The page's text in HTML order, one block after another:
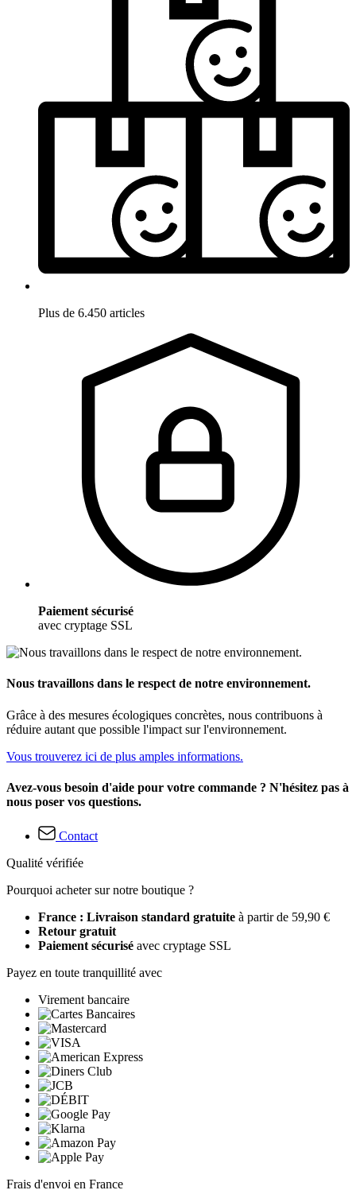
Plus de 6.450 articles
Paiement sécurisé
avec cryptage SSL
Nous travaillons dans le respect de notre environnement.
Grâce à des mesures écologiques concrètes, nous contribuons à
réduire autant que possible l'impact sur l'environnement.
Vous trouverez ici de plus amples informations.
Avez-vous besoin d'aide pour votre commande ? N'hésitez pas à
nous poser vos questions.
Contact
Qualité vérifiée
Pourquoi acheter sur notre boutique ?
France : Livraison standard gratuite à partir de 59,90 €
Retour gratuit
Paiement sécurisé avec cryptage SSL
Payez en toute tranquillité avec
Virement bancaire
Frais d'envoi en France